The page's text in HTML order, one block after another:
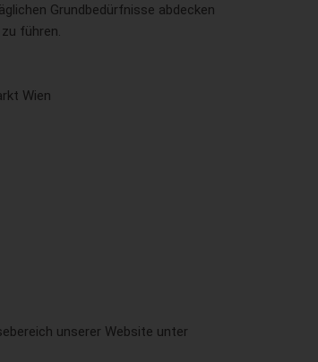
Grundbedürfnisse abdecken
führen.
Wien
unserer Website unter